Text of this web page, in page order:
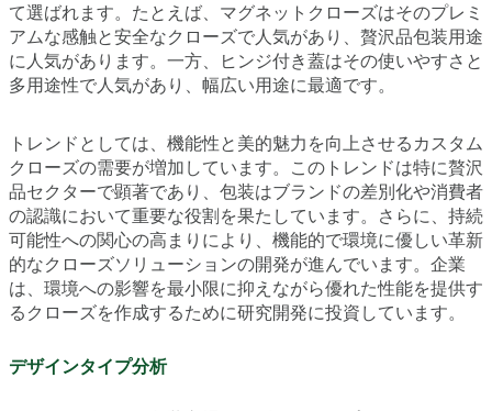
て選ばれます。たとえば、マグネットクローズはそのプレミ
アムな感触と安全なクローズで人気があり、贅沢品包装用途
に人気があります。一方、ヒンジ付き蓋はその使いやすさと
多用途性で人気があり、幅広い用途に最適です。
トレンドとしては、機能性と美的魅力を向上させるカスタム
クローズの需要が増加しています。このトレンドは特に贅沢
品セクターで顕著であり、包装はブランドの差別化や消費者
の認識において重要な役割を果たしています。さらに、持続
可能性への関心の高まりにより、機能的で環境に優しい革新
的なクローズソリューションの開発が進んでいます。企業
は、環境への影響を最小限に抑えながら優れた性能を提供す
るクローズを作成するために研究開発に投資しています。
デザインタイプ分析